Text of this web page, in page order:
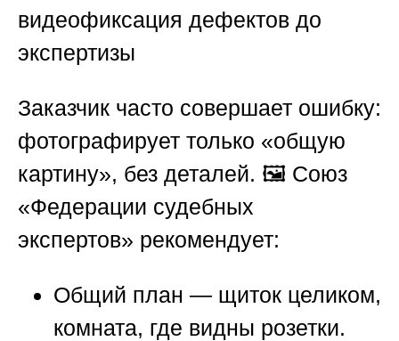
видеофиксация дефектов до
экспертизы
Заказчик часто совершает ошибку:
фотографирует только «общую
картину», без деталей. 🖼️ Союз
«Федерации судебных
экспертов» рекомендует:
Общий план — щиток целиком,
комната, где видны розетки.